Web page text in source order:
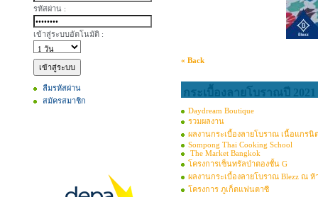
รหัสผ่าน :
เข้าสู่ระบบอัตโนมัติ :
ลืมรหัสผ่าน
สมัครสมาชิก
« Back
กระเบื้องลายโบราณปี 2021
Daydream Boutique
รวมผลงาน
ผลงานกระเบื้องลายโบราณ เนื้อแกรนิ
Sompong Thai Cooking School
The Market Bangkok
โครงการเซ็นทรัลป่าตองชั้น G
ผลงานกระเบื้องลายโบราณ Blezz ณ
โครงการ ภูเก็ตแฟนตาซี